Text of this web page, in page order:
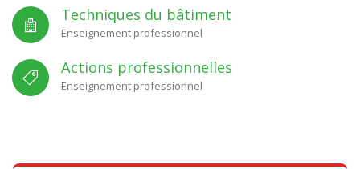
Techniques du bâtiment
Enseignement professionnel
Actions professionnelles
Enseignement professionnel